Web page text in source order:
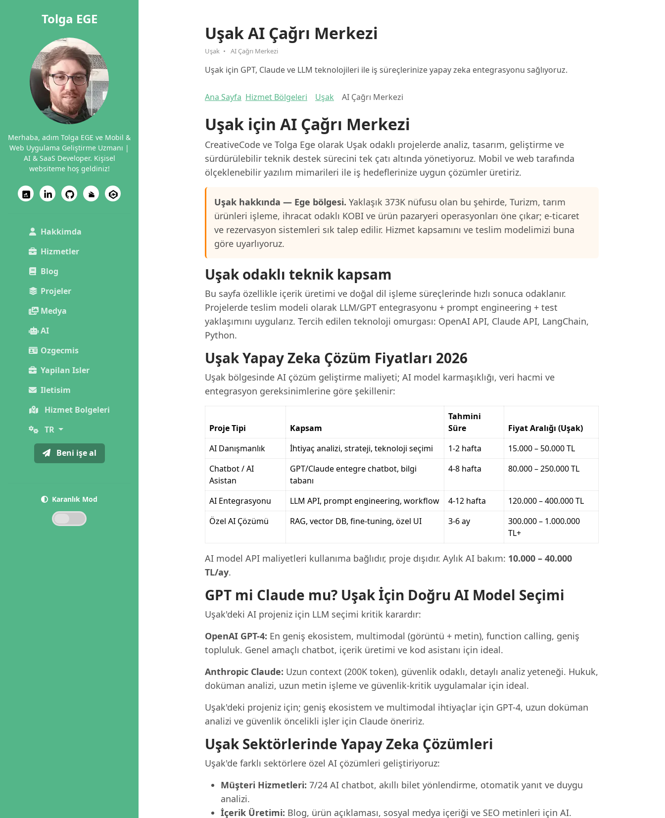
Tolga EGE
Merhaba, adım Tolga EGE ve Mobil &
Web Uygulama Geliştirme Uzmanı |
AI & SaaS Developer. Kişisel
websiteme hoş geldiniz!
Hakkimda
Hizmetler
Blog
Projeler
Medya
AI
Ozgecmis
Yapilan Isler
Iletisim
Hizmet Bolgeleri
TR
Beni işe al
Karanlık Mod
Uşak AI Çağrı Merkezi
Uşak AI Çağrı Merkezi
Uşak için GPT, Claude ve LLM teknolojileri ile iş süreçlerinize yapay zeka entegrasyonu sağlıyoruz.
Ana Sayfa Hizmet Bölgeleri Uşak AI Çağrı Merkezi
Uşak için AI Çağrı Merkezi
CreativeCode ve Tolga Ege olarak Uşak odaklı projelerde analiz, tasarım, geliştirme ve
sürdürülebilir teknik destek sürecini tek çatı altında yönetiyoruz. Mobil ve web tarafında
ölçeklenebilir yazılım mimarileri ile iş hedeflerinize uygun çözümler üretiriz.
Uşak hakkında — Ege bölgesi. Yaklaşık 373K nüfusu olan bu şehirde, Turizm, tarım
ürünleri işleme, ihracat odaklı KOBI ve ürün pazaryeri operasyonları öne çıkar; e-ticaret
ve rezervasyon sistemleri sık talep edilir. Hizmet kapsamını ve teslim modelimizi buna
göre uyarlıyoruz.
Uşak odaklı teknik kapsam
Bu sayfa özellikle içerik üretimi ve doğal dil işleme süreçlerinde hızlı sonuca odaklanır.
Projelerde teslim modeli olarak LLM/GPT entegrasyonu + prompt engineering + test
yaklaşımını uygularız. Tercih edilen teknoloji omurgası: OpenAI API, Claude API, LangChain,
Python.
Uşak Yapay Zeka Çözüm Fiyatları 2026
Uşak bölgesinde AI çözüm geliştirme maliyeti; AI model karmaşıklığı, veri hacmi ve
entegrasyon gereksinimlerine göre şekillenir:
Proje Tipi Kapsam
Tahmini
Süre
Fiyat Aralığı (Uşak)
AI Danışmanlık
İhtiyaç analizi, strateji, teknoloji seçimi 1-2 hafta
15.000 – 50.000 TL
Chatbot / AI
Asistan
GPT/Claude entegre chatbot, bilgi
tabanı
4-8 hafta 80.000 – 250.000 TL
AI Entegrasyonu LLM API, prompt engineering, workflow 4-12 hafta
120.000 – 400.000 TL
Özel AI Çözümü
RAG, vector DB, fine-tuning, özel UI 3-6 ay
300.000 – 1.000.000
TL+
AI model API maliyetleri kullanıma bağlıdır, proje dışıdır. Aylık AI bakım: 10.000 – 40.000
TL/ay.
GPT mi Claude mu? Uşak İçin Doğru AI Model Seçimi
Uşak'deki AI projeniz için LLM seçimi kritik karardır:
OpenAI GPT-4: En geniş ekosistem, multimodal (görüntü + metin), function calling, geniş
topluluk. Genel amaçlı chatbot, içerik üretimi ve kod asistanı için ideal.
Anthropic Claude: Uzun context (200K token), güvenlik odaklı, detaylı analiz yeteneği. Hukuk,
doküman analizi, uzun metin işleme ve güvenlik-kritik uygulamalar için ideal.
Uşak'deki projeniz için; geniş ekosistem ve multimodal ihtiyaçlar için GPT-4, uzun doküman
analizi ve güvenlik öncelikli işler için Claude öneririz.
Uşak Sektörlerinde Yapay Zeka Çözümleri
Uşak'de farklı sektörlere özel AI çözümleri geliştiriyoruz:
Müşteri Hizmetleri: 7/24 AI chatbot, akıllı bilet yönlendirme, otomatik yanıt ve duygu
analizi.
İçerik Üretimi: Blog, ürün açıklaması, sosyal medya içeriği ve SEO metinleri için AI.